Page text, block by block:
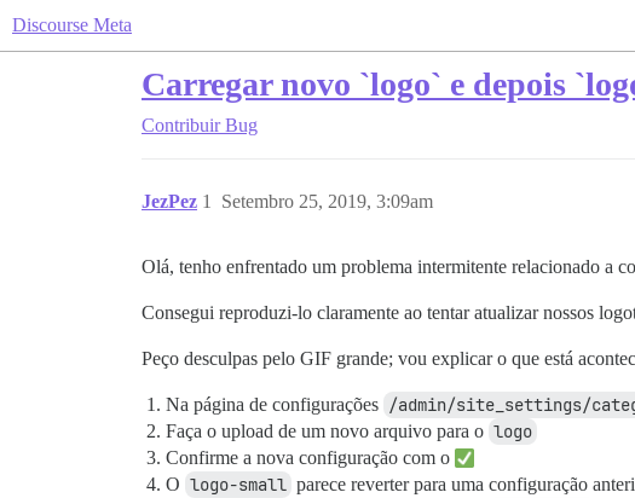
Discourse Meta
Carregar novo `logo` e depois
Contribuir Bug
JezPez Setembro 25, 2019, 3:09am
1
Olá, tenho enfrentado um problema intermitente relacionado a
Consegui reproduzi-lo claramente ao tentar atualizar nossos
Peço desculpas pelo GIF grande; vou explicar o que está
Na página de configurações /admin/site_settings/
Faça o upload de um novo arquivo para o logo
Confirme a nova configuração com o
O logo-small parece reverter para uma configuração